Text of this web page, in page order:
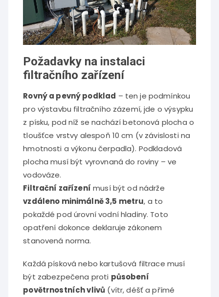
Požadavky na instalaci
filtračního zařízení
Rovný a pevný podklad – ten je podmínkou
pro výstavbu filtračního zázemí, jde o výsypku
z písku, pod níž se nachází betonová plocha o
tloušťce vrstvy alespoň 10 cm (v závislosti na
hmotnosti a výkonu čerpadla). Podkladová
plocha musí být vyrovnaná do roviny – ve
vodováze.
Filtrační zařízení musí být od nádrže
vzdáleno minimálně 3,5 metru, a to
pokaždé pod úrovní vodní hladiny. Toto
opatření dokonce deklaruje zákonem
stanovená norma.
Každá písková nebo kartušová filtrace musí
být zabezpečena proti působení
povětrnostních vlivů (vítr, déšť a přímé